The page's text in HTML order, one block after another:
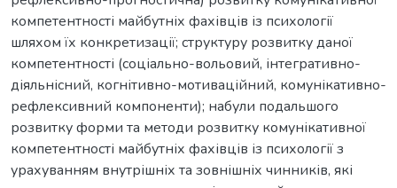
компетентності майбутніх фахівців із психології
шляхом їх конкретизації; структуру розвитку даної
компетентності (соціально-вольовий, інтегративно-
діяльнісний, когнітивно-мотиваційний, комунікативно-
рефлексивний компоненти); набули подальшого
розвитку форми та методи розвитку комунікативної
компетентності майбутніх фахівців із психології з
урахуванням внутрішніх та зовнішніх чинників, які